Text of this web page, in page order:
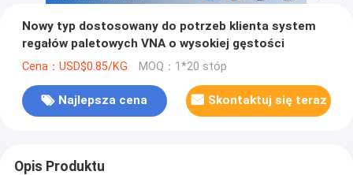
Nowy typ dostosowany do potrzeb klienta system
regałów paletowych VNA o wysokiej gęstości
Cena：USD$0.85/KG MOQ：1*20 stóp
Najlepsza cena Skontaktuj się teraz
Opis Produktu